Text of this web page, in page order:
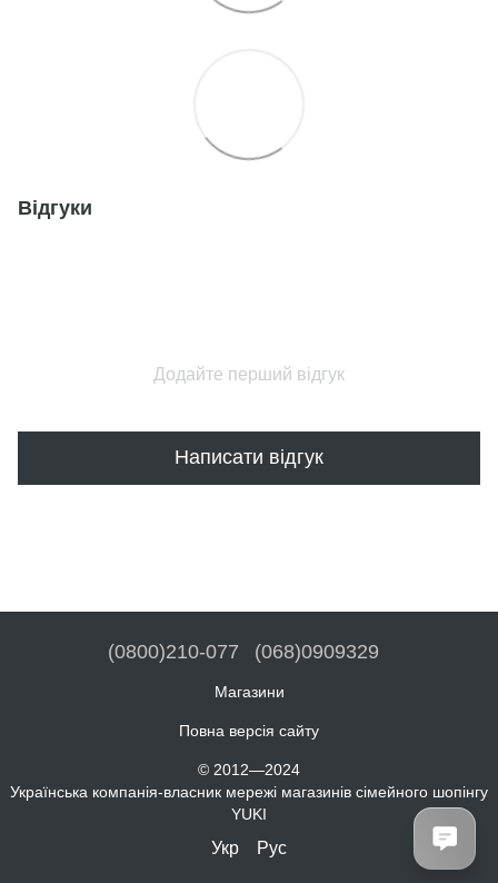
Відгуки
Додайте перший відгук
Написати відгук
(0800)210-077 (068)0909329
Магазини
Повна версія сайту
© 2012—2024
Українська компанія-власник мережі магазинів сімейного шопінгу
YUKI
Укр Рус